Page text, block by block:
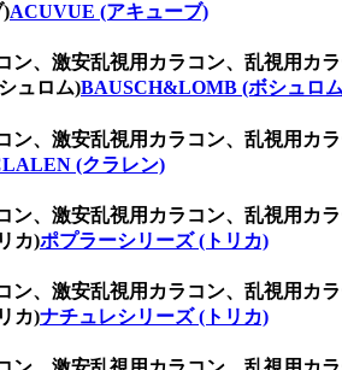
)ACUVUE (アキューブ)
、激安乱視用カラコン、乱視用カ
ュロム)BAUSCH&LOMB (ボシュロ
、激安乱視用カラコン、乱視用カ
(クラレン)
、激安乱視用カラコン、乱視用カ
カ)ポプラーシリーズ (トリカ)
、激安乱視用カラコン、乱視用カ
カ)ナチュレシリーズ (トリカ)